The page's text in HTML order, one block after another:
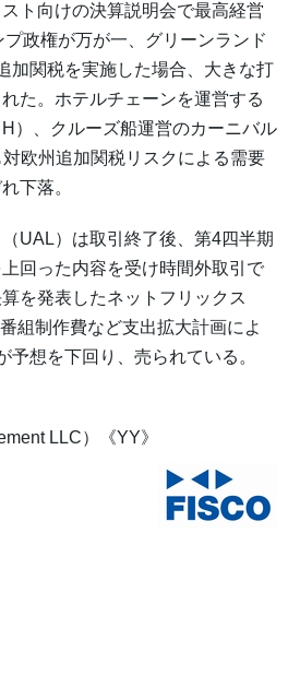
ト向けの決算説明会で最高経営
政権が万が一、グリーンランド
加関税を実施した場合、大きな打
た。ホテルチェーンを運営する
）、クルーズ船運営のカーニバル
対欧州追加関税リスクによる需要
下落。
UAL）は取引終了後、第4四半期
回った内容を受け時間外取引で
を発表したネットフリックス
組制作費など支出拡大計画によ
予想を下回り、売られている。
LLC）《YY》